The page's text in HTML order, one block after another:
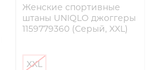
Женские спортивные
штаны UNIQLO джоггеры
1159779360 (Серый, XXL)
XXL